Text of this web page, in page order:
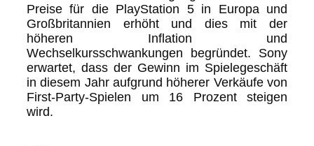
Preise für die PlayStation 5 in Europa und
Großbritannien erhöht und dies mit der
höheren Inflation und
Wechselkursschwankungen begründet. Sony
erwartet, dass der Gewinn im Spielegeschäft
in diesem Jahr aufgrund höherer Verkäufe von
First-Party-Spielen um 16 Prozent steigen
wird.